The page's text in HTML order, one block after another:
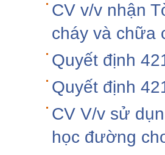
CV v/v nhận
cháy và chữa
Quyết định
Quyết định
CV V/v sử
học đường